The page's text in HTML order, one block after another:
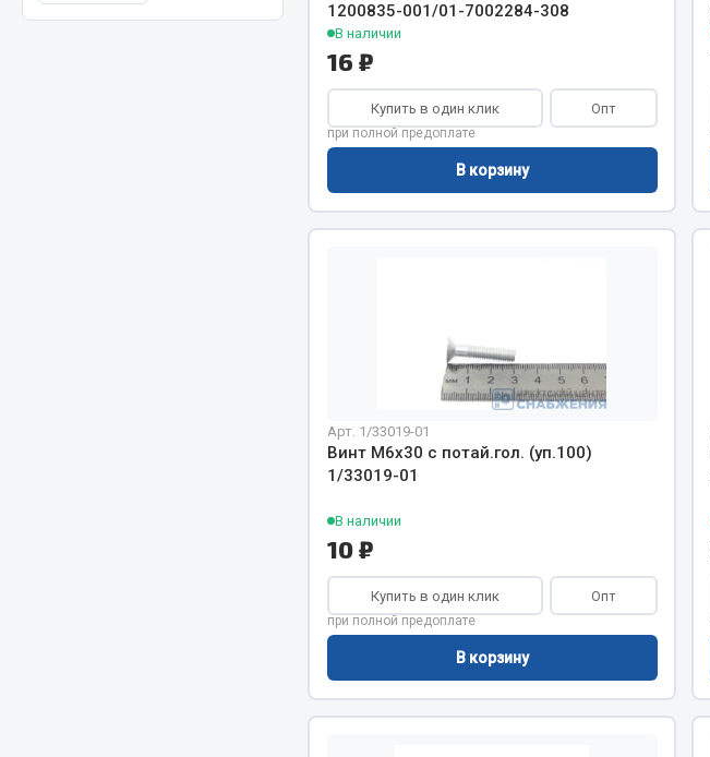
МЕТИЗЫ Соединительные элементы
Адаптеры и переходники
Тройники
Трубки, муфты, гайки
Угольники
Весь раздел
Автолампы
Выключатели кнопочные
Выключатель массы
Изолента
Показать ещё
1200835-001/01-7002284-308
В наличии
16 ₽
Купить в один клик Опт
при полной предоплате
В корзину
Арт. 1/33019-01
Винт М6х30 с потай.гол. (уп.100)
1/33019-01
В наличии
10 ₽
Купить в один клик Опт
при полной предоплате
В корзину